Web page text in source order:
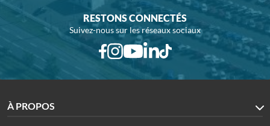
RESTONS CONNECTÉS
Suivez-nous sur les réseaux sociaux
À PROPOS